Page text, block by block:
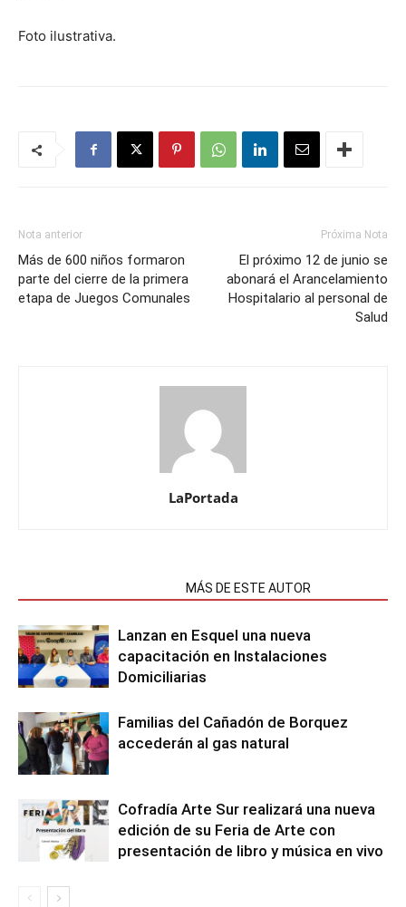
Foto ilustrativa.
Nota anterior
Más de 600 niños formaron
parte del cierre de la primera
etapa de Juegos Comunales
Próxima Nota
El próximo 12 de junio se
abonará el Arancelamiento
Hospitalario al personal de
Salud
LaPortada
MÁS DE ESTE AUTOR
Lanzan en Esquel una nueva
capacitación en Instalaciones
Domiciliarias
Familias del Cañadón de Borquez
accederán al gas natural
Cofradía Arte Sur realizará una nueva
edición de su Feria de Arte con
presentación de libro y música en vivo